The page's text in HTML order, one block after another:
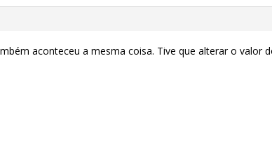
aconteceu a mesma coisa. Tive que alterar o valor